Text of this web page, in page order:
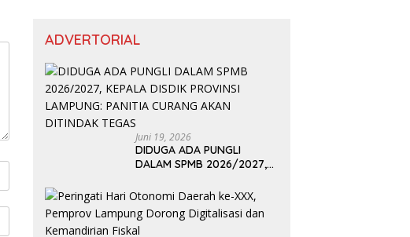
ADVERTORIAL
Juni 19, 2026
DIDUGA ADA PUNGLI
DALAM SPMB 2026/2027,
LAMPUNG: PANITIA CURANG
AKAN DITINDAK TEGAS